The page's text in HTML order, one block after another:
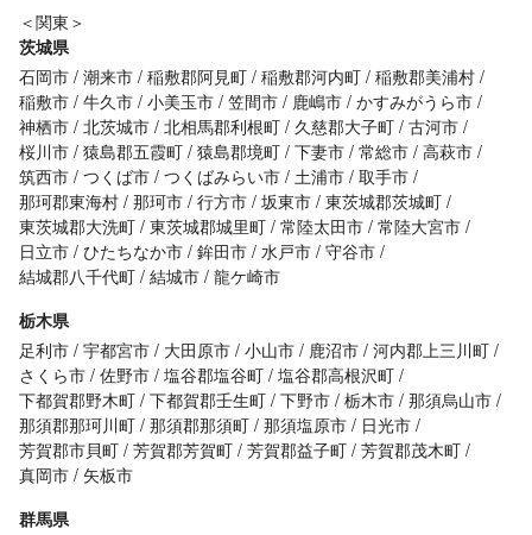
＜関東＞
茨城県
石岡市 潮来市 稲敷郡阿見町 稲敷郡河内町 稲敷郡美浦村
稲敷市 牛久市 小美玉市 笠間市 鹿嶋市 かすみがうら市
神栖市 北茨城市 北相馬郡利根町 久慈郡大子町 古河市
桜川市 猿島郡五霞町 猿島郡境町 下妻市 常総市 高萩市
筑西市 つくば市 つくばみらい市 土浦市 取手市
那珂郡東海村 那珂市 行方市 坂東市 東茨城郡茨城町
東茨城郡大洗町 東茨城郡城里町 常陸太田市 常陸大宮市
日立市 ひたちなか市 鉾田市 水戸市 守谷市
結城郡八千代町 結城市 龍ケ崎市
栃木県
足利市 宇都宮市 大田原市 小山市 鹿沼市 河内郡上三川町
さくら市 佐野市 塩谷郡塩谷町 塩谷郡高根沢町
下都賀郡野木町 下都賀郡壬生町 下野市 栃木市 那須烏山市
那須郡那珂川町 那須郡那須町 那須塩原市
日光市
芳賀郡市貝町 芳賀郡芳賀町 芳賀郡益子町 芳賀郡茂木町
真岡市
矢板市
群馬県